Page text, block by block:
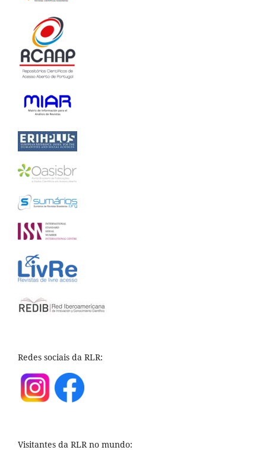
Redes sociais da RLR:
Visitantes da RLR no mundo: